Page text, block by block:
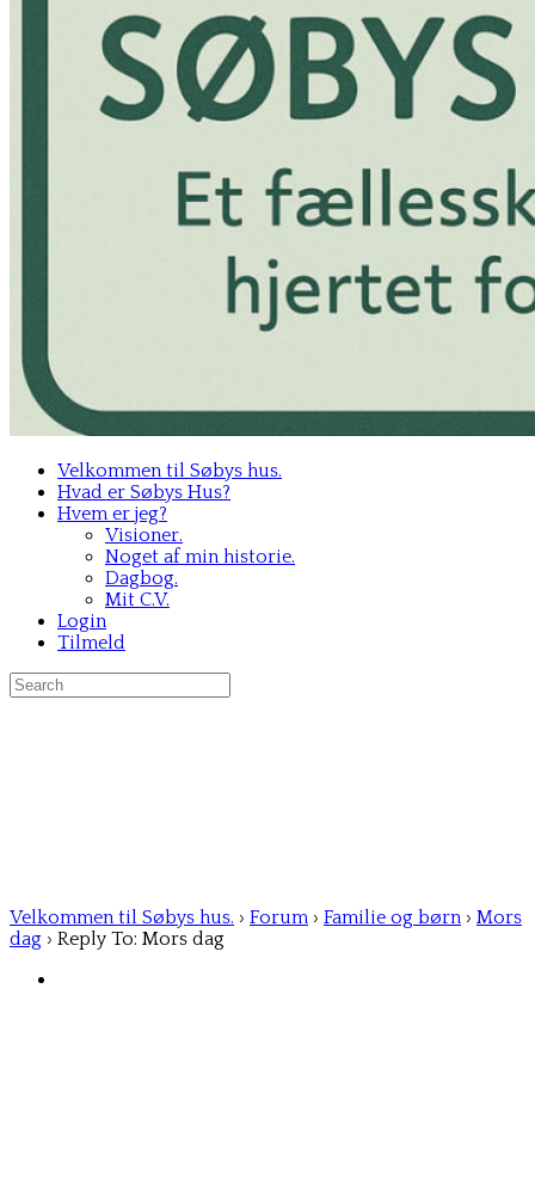
Velkommen til Søbys hus.
Hvad er Søbys Hus?
Hvem er jeg?
Visioner.
Noget af min historie.
Dagbog.
Mit C.V.
Login
Tilmeld
Search
for:
Velkommen til Søbys hus. › Forum › Familie og børn › Mors
dag › Reply To: Mors dag